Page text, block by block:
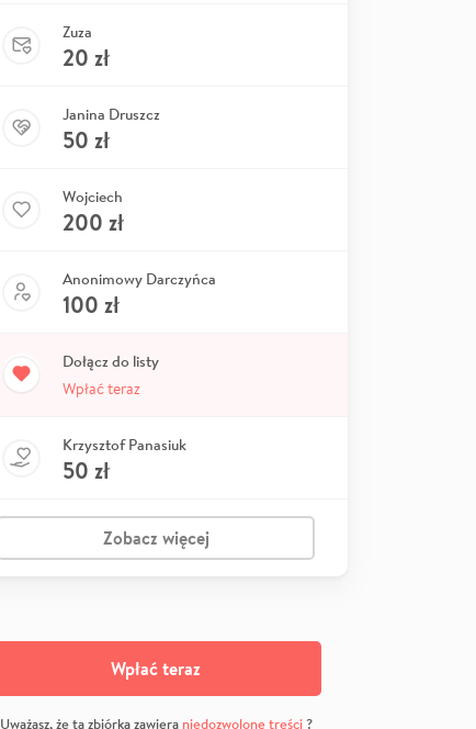
Zuza
20 zł
Janina Druszcz
50 zł
Wojciech
200 zł
Anonimowy Darczyńca
100 zł
Dołącz do listy
Wpłać teraz
Krzysztof Panasiuk
50 zł
Zobacz więcej
Wpłać teraz
Uważasz, że ta zbiórka zawiera niedozwolone treści?